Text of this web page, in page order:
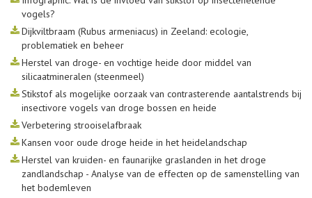
vogels?
Dijkviltbraam (Rubus armeniacus) in Zeeland: ecologie,
problematiek en beheer
Herstel van droge- en vochtige heide door middel van
silicaatmineralen (steenmeel)
Stikstof als mogelijke oorzaak van contrasterende aantalstrends bij
insectivore vogels van droge bossen en heide
Verbetering strooiselafbraak
Kansen voor oude droge heide in het heidelandschap
Herstel van kruiden- en faunarijke graslanden in het droge
zandlandschap - Analyse van de effecten op de samenstelling van
het bodemleven